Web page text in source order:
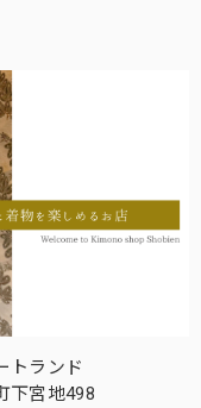
トランド
下宮地498